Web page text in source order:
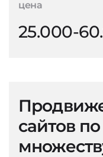
цена
25.000-
сайтов по